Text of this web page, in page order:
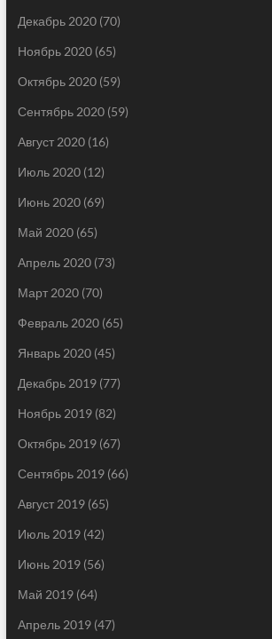
Декабрь 2020(70)
Ноябрь 2020(65)
Октябрь 2020(59)
Сентябрь 2020(59)
Август 2020(16)
Июль 2020(12)
Июнь 2020(69)
Май 2020(65)
Апрель 2020(73)
Март 2020(70)
Февраль 2020(65)
Январь 2020(45)
Декабрь 2019(77)
Ноябрь 2019(82)
Октябрь 2019(67)
Сентябрь 2019(66)
Август 2019(65)
Июль 2019(42)
Июнь 2019(56)
Май 2019(64)
Апрель 2019(47)